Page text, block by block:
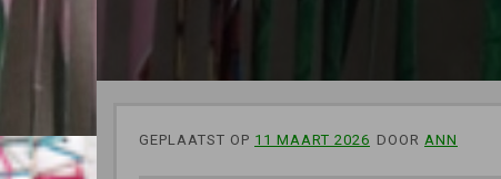
GEPLAATST OP 11 MAART 2026 DOOR ANN